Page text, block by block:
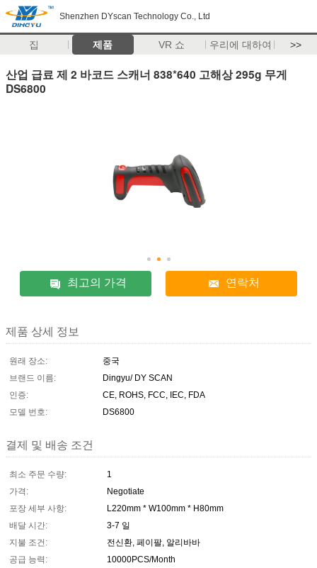
Shenzhen DYscan Technology Co., Ltd
집 제품 VR 쇼 우리에 대하여 >>
산업 급료 제 2 바코드 스캐너 838*640 고해상 295g 무게
DS6800
최고의 가격 연락처
제품 상세 정보
원래 장소:
중국
브랜드 이름:
Dingyu/ DY SCAN
인증:
CE, ROHS, FCC, IEC, FDA
모델 번호:
DS6800
결제 및 배송 조건
최소 주문 수량:
1
가격:
Negotiate
포장 세부 사항:
L220mm * W100mm * H80mm
배달 시간:
3-7 일
지불 조건:
전신환, 페이팔, 알리바바
공급 능력:
10000PCS/Month